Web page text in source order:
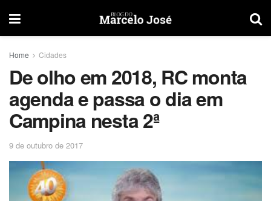
Home Cidades
De olho em 2018, RC monta
agenda e passa o dia em
Campina nesta 2ª
9 de outubro de 2017